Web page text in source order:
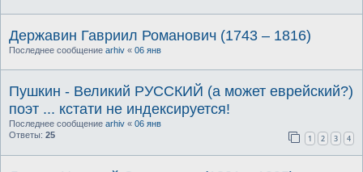
Державин Гавриил Романович (1743 – 1816)
Последнее сообщение arhiv « 06 янв
Пушкин - Великий РУССКИЙ (а может еврейский?)
поэт ... кстати не индексируется!
Последнее сообщение arhiv « 06 янв
Ответы: 25 1 2 3 4